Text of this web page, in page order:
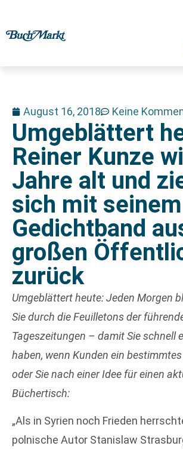
August 16, 2018 Keine
Umgeblättert
Reiner Kunze
Jahre alt und
sich mit
Gedichtband
großen
zurück
Umgeblättert heute: Jeden Morgen
Sie durch die Feuilletons der
Tageszeitungen – damit Sie schnell
haben, wenn Kunden ein
oder Sie nach einer Idee für einen
Büchertisch:
„Als in Syrien noch Frieden
polnische Autor Stanislaw